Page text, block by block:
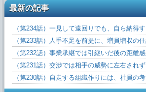
最新の記事
（第233話）人手不足を前提に、増員増収の
（第232話）事業承継では引継いだ後の距離
（第230話）自走する組織作りには、社員の